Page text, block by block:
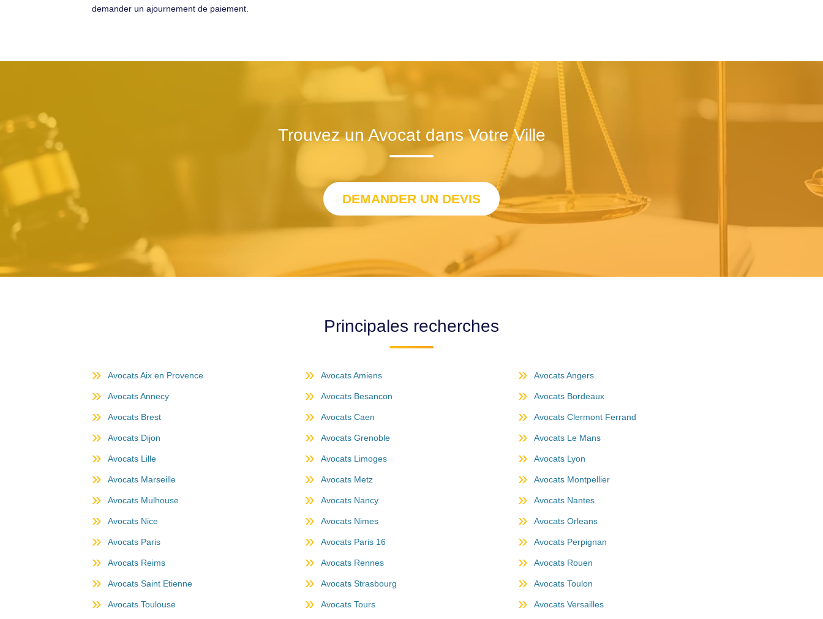
demander un ajournement de paiement.
Trouvez un Avocat dans Votre Ville
DEMANDER UN DEVIS
Principales recherches
Avocats Aix en Provence Avocats Amiens Avocats Angers
Avocats Annecy Avocats Besancon Avocats Bordeaux
Avocats Brest Avocats Caen Avocats Clermont Ferrand
Avocats Dijon Avocats Grenoble Avocats Le Mans
Avocats Lille Avocats Limoges Avocats Lyon
Avocats Marseille Avocats Metz Avocats Montpellier
Avocats Mulhouse Avocats Nancy Avocats Nantes
Avocats Nice Avocats Nimes Avocats Orleans
Avocats Paris Avocats Paris 16 Avocats Perpignan
Avocats Reims Avocats Rennes Avocats Rouen
Avocats Saint Etienne Avocats Strasbourg Avocats Toulon
Avocats Toulouse Avocats Tours Avocats Versailles